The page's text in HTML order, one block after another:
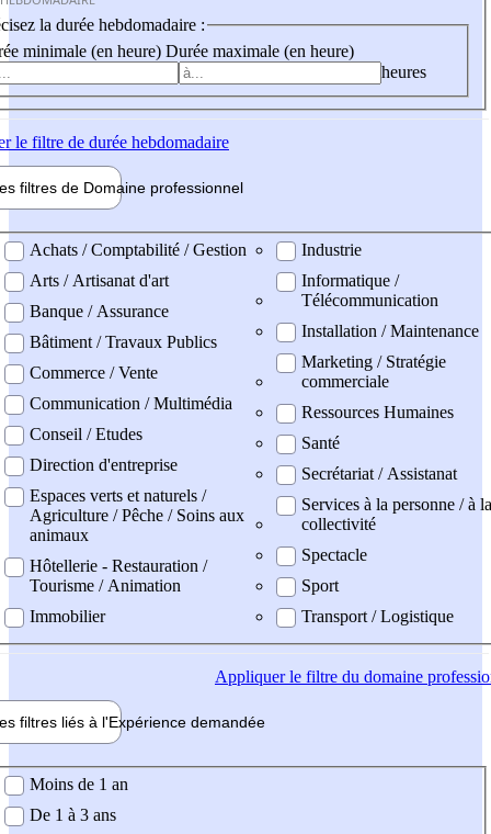
la durée hebdomadaire :
minimale (en heure) Durée maximale (en heure)
heures
le filtre de durée hebdomadaire
filtres de Domaine professionnel
professionel
Achats / Comptabilité / Gestion
Arts / Artisanat d'art
Banque / Assurance
Bâtiment / Travaux Publics
Commerce / Vente
Communication / Multimédia
Conseil / Etudes
Direction d'entreprise
Espaces verts et naturels /
Agriculture / Pêche / Soins aux
animaux
Hôtellerie - Restauration /
Tourisme / Animation
Immobilier
Industrie
Informatique /
Télécommunication
Installation / Maintenance
Marketing / Stratégie
commerciale
Ressources Humaines
Santé
Secrétariat / Assistanat
Services à la personne / à la
collectivité
Spectacle
Sport
Transport / Logistique
Appliquerle filtre du domaine
filtres liés à l'Expérience demandée
demandée
Moins de 1 an
De 1 à 3 ans